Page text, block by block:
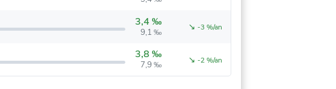
3,4 ‰
9,1 ‰ ↘ -3 %/an
3,8 ‰
7,9 ‰ ↘ -2 %/an